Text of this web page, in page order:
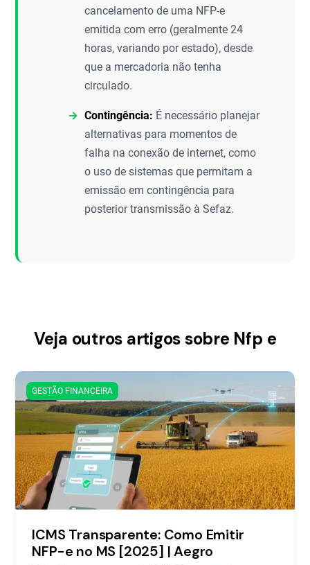
cancelamento de uma NFP-e
emitida com erro (geralmente 24
horas, variando por estado), desde
que a mercadoria não tenha
circulado.
Contingência: É necessário planejar
alternativas para momentos de
falha na conexão de internet, como
o uso de sistemas que permitam a
emissão em contingência para
posterior transmissão à Sefaz.
Veja outros artigos sobre Nfp e
GESTÃO FINANCEIRA
ICMS Transparente: Como Emitir
NFP-e no MS [2025] | Aegro